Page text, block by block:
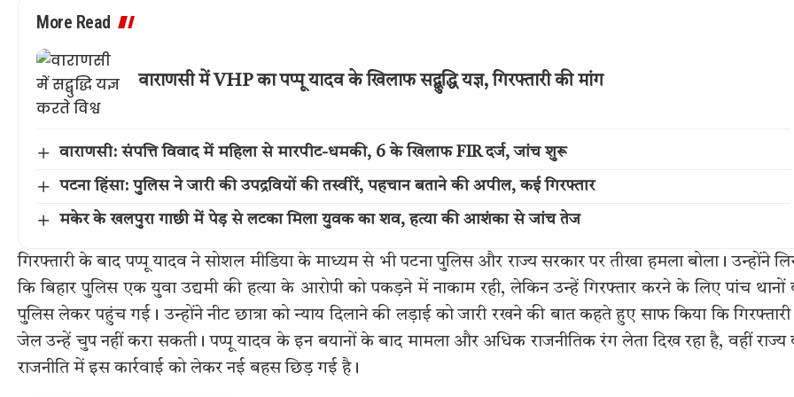
More Read
वाराणसी में VHP का पप्पू यादव के खिलाफ सद्बुद्धि यज्ञ, गिरफ्तारी की मांग
वाराणसी: संपत्ति विवाद में महिला से मारपीट-धमकी, 6 के खिलाफ FIR दर्ज, जांच शुरू
पटना हिंसा: पुलिस ने जारी की उपद्रवियों की तस्वीरें, पहचान बताने की अपील, कई गिरफ्तार
मकेर के खलपुरा गाछी में पेड़ से लटका मिला युवक का शव, हत्या की आशंका से जांच तेज
गिरफ्तारी के बाद पप्पू यादव ने सोशल मीडिया के माध्यम से भी पटना पुलिस और राज्य सरकार पर तीखा हमला बोला। उन्होंने
कि बिहार पुलिस एक युवा उद्यमी की हत्या के आरोपी को पकड़ने में नाकाम रही, लेकिन उन्हें गिरफ्तार करने के लिए पांच थानों
पुलिस लेकर पहुंच गई। उन्होंने नीट छात्रा को न्याय दिलाने की लड़ाई को जारी रखने की बात कहते हुए साफ किया कि गिरफ्तारी
जेल उन्हें चुप नहीं करा सकती। पप्पू यादव के इन बयानों के बाद मामला और अधिक राजनीतिक रंग लेता दिख रहा है, वहीं राज्य
राजनीति में इस कार्रवाई को लेकर नई बहस छिड़ गई है।